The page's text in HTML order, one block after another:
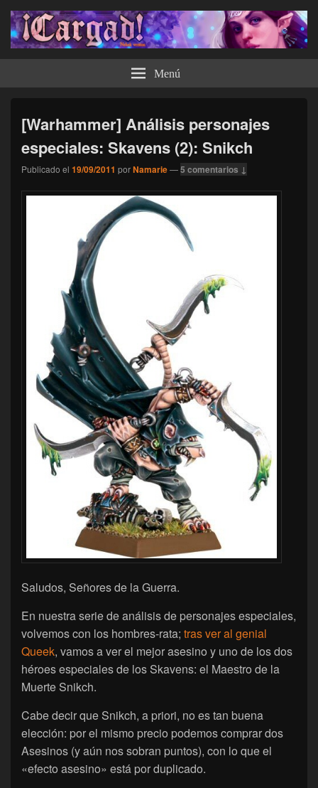
¡Cargad! Menú
[Warhammer] Análisis personajes
especiales: Skavens (2): Snikch
Publicado el 19/09/2011 porNamarie—5 comentarios ↓
Saludos, Señores de la Guerra.
En nuestra serie de análisis de personajes especiales,
volvemos con los hombres-rata; tras ver al genial
Queek, vamos a ver el mejor asesino y uno de los dos
héroes especiales de los Skavens: el Maestro de la
Muerte Snikch.
Cabe decir que Snikch, a priori, no es tan buena
elección: por el mismo precio podemos comprar dos
Asesinos (y aún nos sobran puntos), con lo que el
«efecto asesino» está por duplicado.